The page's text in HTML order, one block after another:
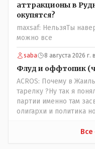
аттракционы в
окупятся?
maxsaf: НельзяТы
можно все
saba 8 августа 2026 г.
Флуд и оффтопик
ACROS: Почему в
тарелку ?Ну так я
партии именно там
олигархи и политика
скорого ухода! А
Все